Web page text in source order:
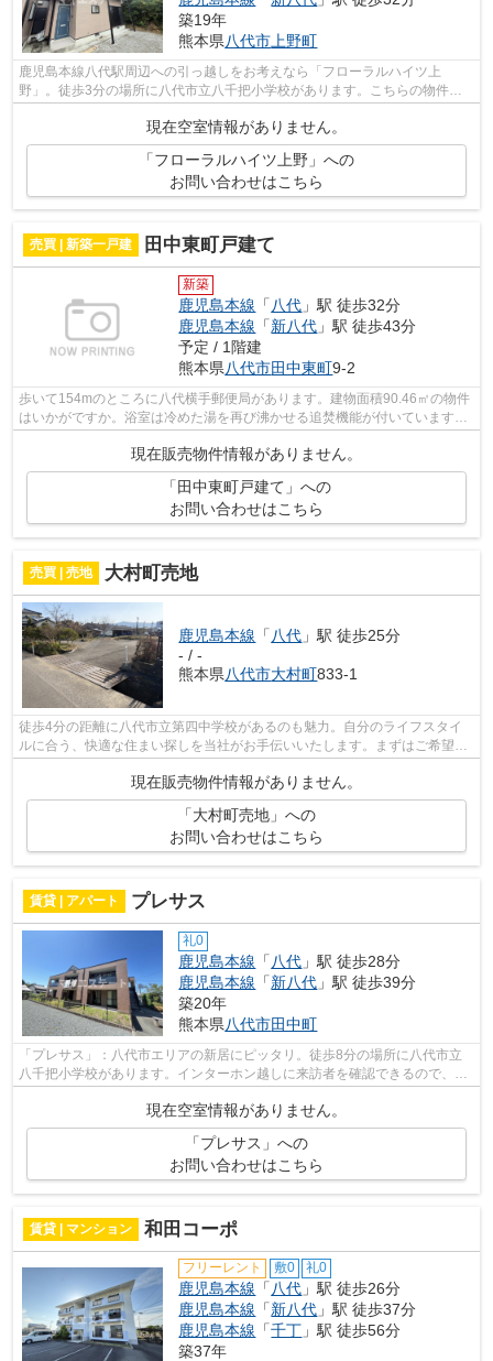
築19年
熊本県八代市 上野町
鹿児島本線八代駅周辺への引っ越しをお考えなら「フローラルハイツ上
野」。徒歩3分の場所に八代市立八千把小学校があります。こちらの物件は
現在空家です。鹿児島本線八代付近で魅力的...
現在空室情報がありません。
「フローラルハイツ上野」への
お問い合わせはこちら
売買 | 新築一戸建 田中東町戸建て
新築
鹿児島本線 「八代 」駅 徒歩32分
鹿児島本線 「新八代 」駅 徒歩43分
予定 / 1階建
熊本県八代市田中東町9-2
歩いて154mのところに八代横手郵便局があります。建物面積90.46㎡の物件
はいかがですか。浴室は冷めた湯を再び沸かせる追焚機能が付いています。
現在販売物件情報がありません。
「田中東町戸建て」への
お問い合わせはこちら
売買 | 売地 大村町売地
鹿児島本線 「 八代 」駅 徒歩25分
- / -
熊本県八代市大村町833-1
徒歩4分の距離に八代市立第四中学校があるのも魅力。自分のライフスタイ
ルに合う、快適な住まい探しを当社がお手伝いいたします。まずはご希望条
現在販売物件情報がありません。
「大村町売地」への
お問い合わせはこちら
賃貸 | アパート プレサス
礼0
鹿児島本線 「 八代 」駅 徒歩28分
鹿児島本線 「新八代 」駅 徒歩39分
築20年
熊本県八代市田中町
「プレサス」：八代市エリアの新居にピッタリ。徒歩8分の場所に八代市立
八千把小学校があります。インターホン越しに来訪者を確認できるので、ト
現在空室情報がありません。
「プレサス」への
お問い合わせはこちら
賃貸 | マンション 和田コーポ
フリーレント 敷0 礼0
鹿児島本線 「八代 」駅 徒歩26分
鹿児島本線 「新八代 」駅 徒歩37分
鹿児島本線 「千丁 」駅 徒歩56分
築37年